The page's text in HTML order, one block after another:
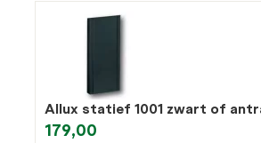
Allux statief 1001 zwart of
179,00